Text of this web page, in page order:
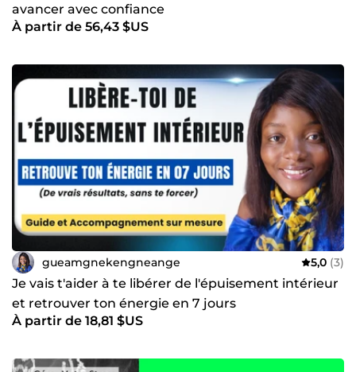
avancer avec confiance
À partir de 56,43 $US
gueamgnekengneange 5,0 (3)
Je vais t'aider à te libérer de l'épuisement intérieur
et retrouver ton énergie en 7 jours
À partir de 18,81 $US